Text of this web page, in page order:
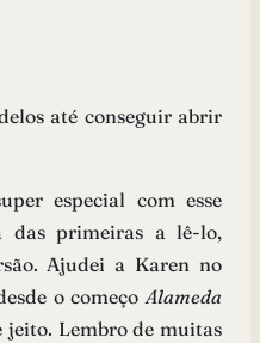
até conseguir abrir
especial com esse
primeiras a lê-lo,
Ajudei a Karen no
o começoAlameda
jeito. Lembro de muitas